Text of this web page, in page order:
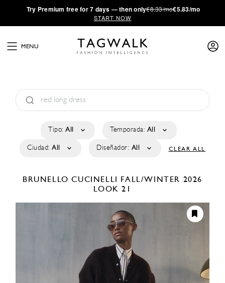
·Try Premium free for 7 days — then only€8.33/mo€5.83/mo
START NOW
MENU
Tipo: All Temporada: All
Ciudad: All Diseñador: All CLEAR ALL
BRUNELLO CUCINELLI
FALL/WINTER 2026
LOOK 21